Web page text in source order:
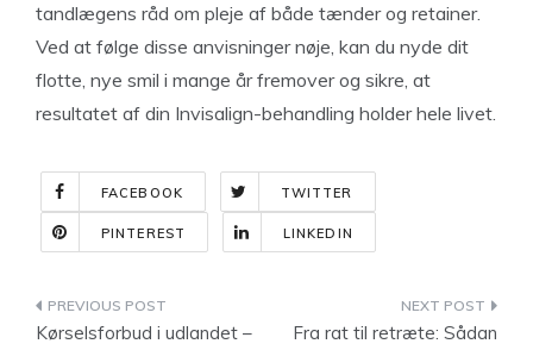
tandlægens råd om pleje af både tænder og retainer.
Ved at følge disse anvisninger nøje, kan du nyde dit
flotte, nye smil i mange år fremover og sikre, at
resultatet af din Invisalign-behandling holder hele livet.
FACEBOOK TWITTER
PINTEREST LINKEDIN
Indlægsnavigation
Kørselsforbud i udlandet –
Fra rat til retræte: Sådan